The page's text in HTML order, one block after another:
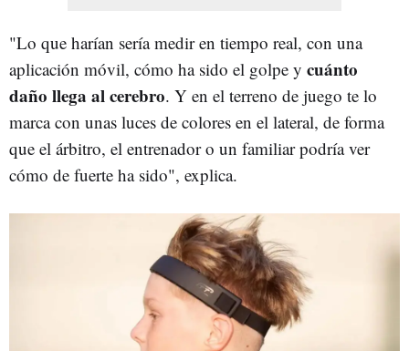
"Lo que harían sería medir en tiempo real, con una
aplicación móvil, cómo ha sido el golpe y cuánto
daño llega al cerebro. Y en el terreno de juego te lo
marca con unas luces de colores en el lateral, de forma
que el árbitro, el entrenador o un familiar podría ver
cómo de fuerte ha sido", explica.